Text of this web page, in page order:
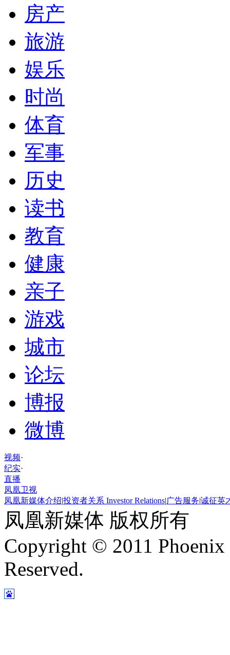
房产
旅游
娱乐
时尚
体育
军事
历史
读书
教育
健康
亲子
游戏
城市
论坛
博报
微博
视频·
纪实·
直播
凤凰卫视
凤凰新媒体介绍|投资者关系 Investor Relations|广告服务|诚征英
凤凰新媒体 版权所有
Copyright © 2011
Reserved.